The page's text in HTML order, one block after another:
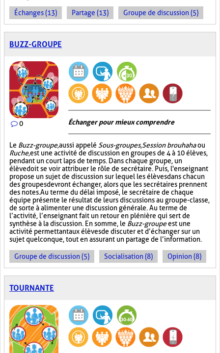
Échanges (13) Partage (13) Groupe de discussion (5)
BUZZ-GROUPE
0 Échanger pour mieux comprendre
Le Buzz-groupe,aussi appelé Sous-groupes,Session brouhahaou
Ruche,est une activité de discussion en groupes de 4 à 10 élèves,
pendant un court laps de temps. Dans chaque groupe, un
élève doit se voir attribuer le rôle de secrétaire. Puis, l'enseignant
propose un sujet de discussion sur lequel les élèves dans chacun
des groupes devront échanger, alors que les secrétaires prennent
des notes. Au terme du délai imposé, le secrétaire de chaque
équipe présente le résultat de leurs discussions au groupe-classe,
de sorte à alimenter une discussion générale. Au terme de
l’activité, l’enseignant fait un retour en plénière qui sert de
synthèse à la discussion. En somme, le Buzz-groupeest une
activité permettant aux élèves de discuter et d’échanger sur un
sujet quelconque, tout en assurant un partage de l’information.
Groupe de discussion (5) Socialisation (8) Opinion (8)
TOURNANTE